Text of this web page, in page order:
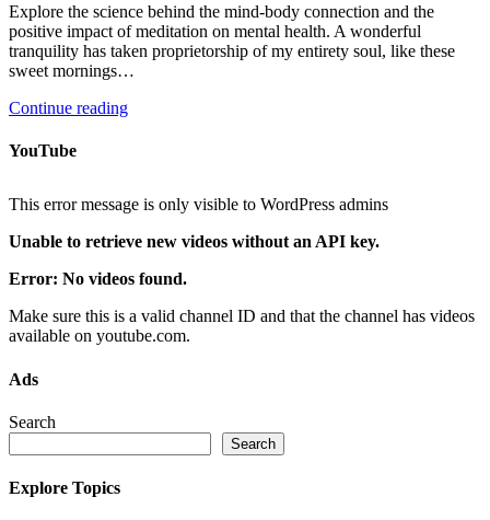
Explore the science behind the mind-body connection and the
positive impact of meditation on mental health. A wonderful
tranquility has taken proprietorship of my entirety soul, like these
sweet mornings…
Continue reading
YouTube
This error message is only visible to WordPress admins
Unable to retrieve new videos without an API key.
Error: No videos found.
Make sure this is a valid channel ID and that the channel has videos
available on youtube.com.
Ads
Search
Search
Explore Topics